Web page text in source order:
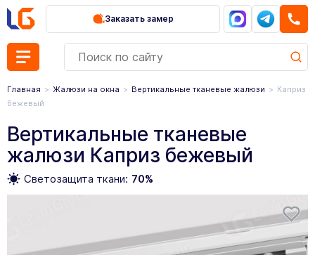
Заказать замер
Главная Жалюзи на окна Вертикальные тканевые жалюзи
Каприз
бежевый
Вертикальные тканевые
жалюзи Каприз бежевый
Светозащита ткани: 70%